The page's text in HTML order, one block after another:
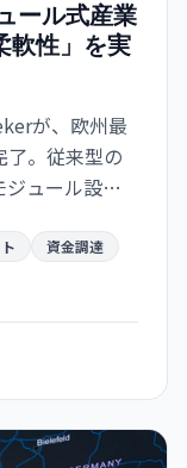
ール式産業
性」を実
が、欧州最
了。従来型の
ュール設計
資金調達